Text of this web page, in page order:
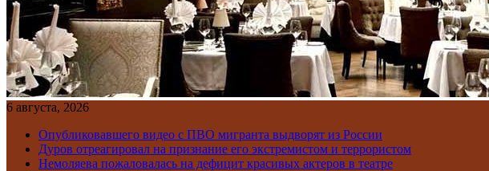
6 августа, 2026
Опубликовавшего видео с ПВО мигранта выдворят из России
Дуров отреагировал на признание его экстремистом и террористом
Немоляева пожаловалась на дефицит красивых актеров в театре